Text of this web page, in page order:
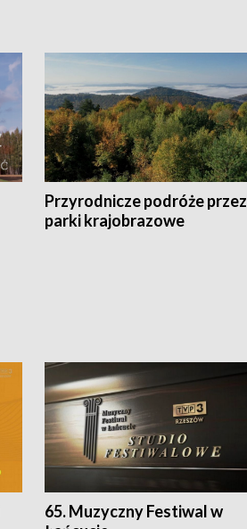
Przyrodnicze podróże przez
parki krajobrazowe
65. Muzyczny Festiwal w